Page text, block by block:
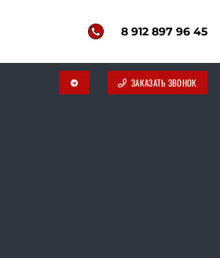
8 912 897 96 45
telegram ЗАКАЗАТЬ ЗВОНОК
Сафакулево